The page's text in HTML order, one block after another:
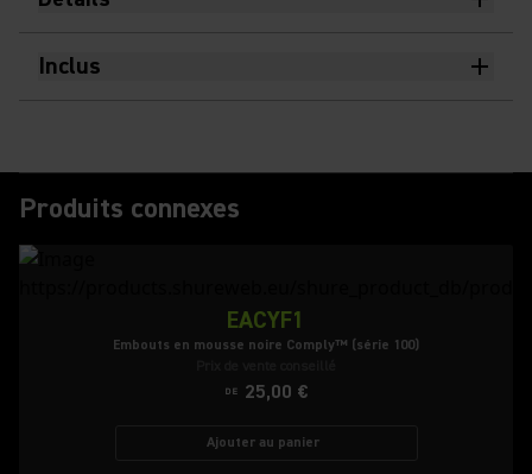
Inclus
Produits connexes
EACYF1
Embouts en mousse noire Comply™ (série 100)
DE 25,00 €
Ajouter au panier